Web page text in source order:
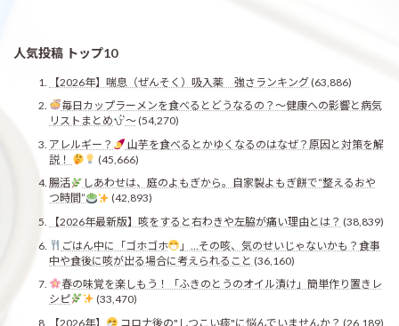
人気投稿 トップ10
【2026年】喘息（ぜんそく）吸入薬 強さランキング(63,886)
毎日カップラーメンを食べるとどうなるの？〜健康への影響と病気
リストまとめ
〜(54,270)
アレルギー？
山芋を食べるとかゆくなるのはなぜ？原因と対策を解
説！
(45,666)
腸活
しあわせは、庭のよもぎから。自家製よもぎ餅で“整えるおや
つ時間”
(42,893)
【2026年最新版】咳をすると右わきや左脇が痛い理由とは？ (38,839)
ごはん中に「ゴホゴホ
」…その咳、気のせいじゃないかも？食事
中や食後に咳が出る場合に考えられること (36,160)
春の味覚を楽しもう！「ふきのとうのオイル漬け」簡単作り置きレ
シピ
(33,470)
【2026年】
コロナ後の"しつこい痰"に悩んでいませんか？ (26,189)